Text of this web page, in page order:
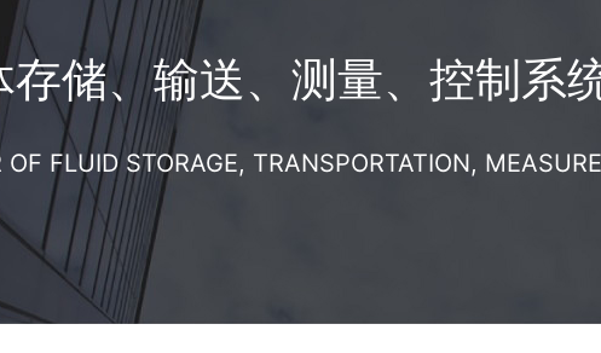
储、输送、测量、控制系
OF FLUID STORAGE, TRANSPORTATION,